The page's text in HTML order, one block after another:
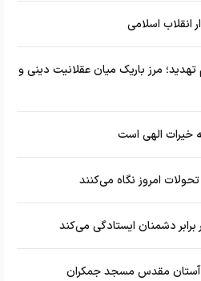
انقلاب اسلامی
مرز باریک میان عقلانیت دینی و
الهی است
امروز نگاه می‌کنند
برابر دشمنان ایستادگی می‌کند